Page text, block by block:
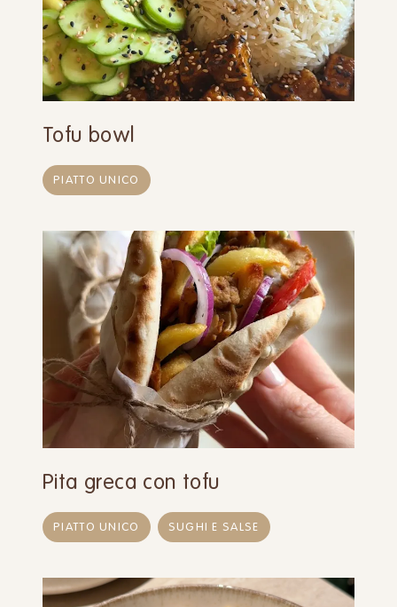
Tofu bowl
PIATTO UNICO
Pita greca con tofu
PIATTO UNICO SUGHI E SALSE